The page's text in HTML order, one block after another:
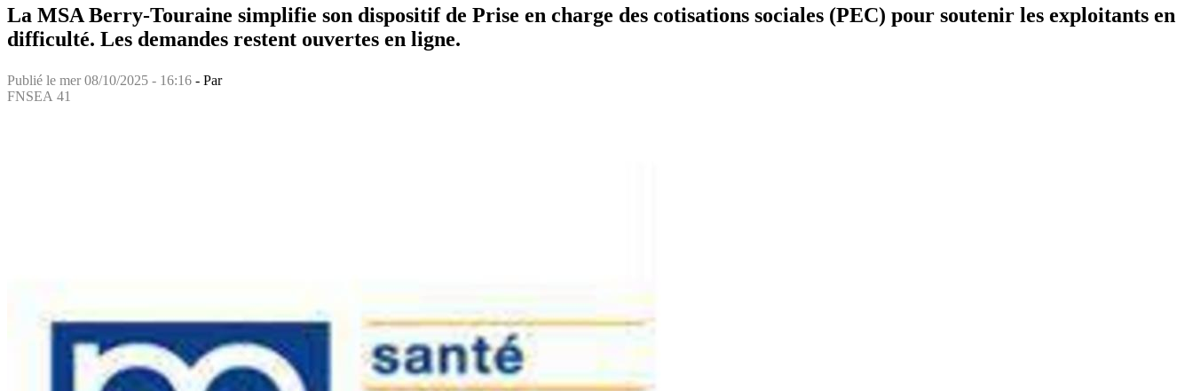
La MSA Berry-Touraine simplifie son dispositif de Prise en charge des cotisations sociales (PEC) pour soutenir les exploitants en
difficulté. Les demandes restent ouvertes en ligne.
Publié le mer 08/10/2025 - 16:16 - Par
FNSEA 41